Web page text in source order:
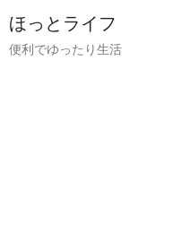
ほっとライフ
便利でゆったり生活